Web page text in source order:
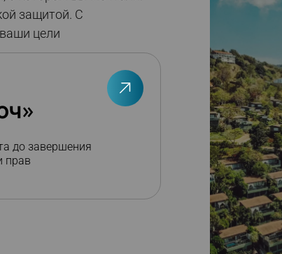
защитой. С
цели
до завершения
прав